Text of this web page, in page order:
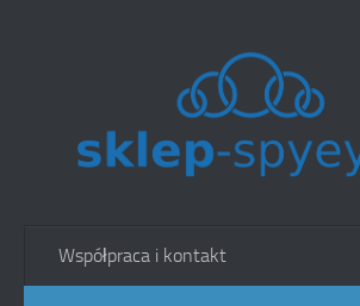
Współpraca i kontakt